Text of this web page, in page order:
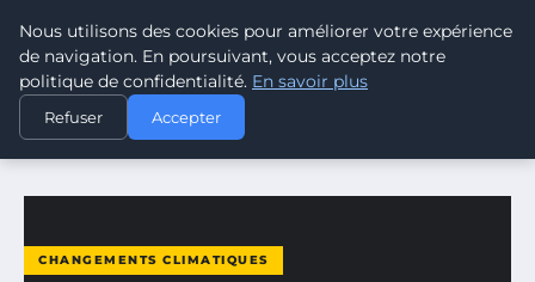
CLIMATE GUARDIAN
ACCUEIL
CHANGEMENTS CLIMATIQUES
LES CONNEXIONS ENTRE BILAN CARBONE ET BIODIVERSITÉ
CHANGEMENTS CLIMATIQUES
Nous utilisons des cookies pour améliorer votre expérience
de navigation. En poursuivant, vous acceptez notre
politique de confidentialité. En savoir plus
Refuser Accepter